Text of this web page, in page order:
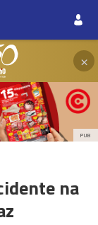
×
PUB
na